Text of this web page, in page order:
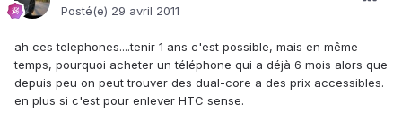
Posté(e) 29 avril 2011
ah ces telephones....tenir 1 ans c'est possible, mais en même
temps, pourquoi acheter un téléphone qui a déjà 6 mois alors que
depuis peu on peut trouver des dual-core a des prix accessibles.
en plus si c'est pour enlever HTC sense.